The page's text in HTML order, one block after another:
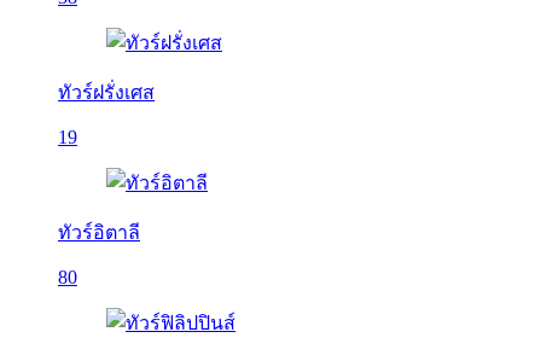
ทัวร์ฝรั่งเศส
19
ทัวร์อิตาลี
80